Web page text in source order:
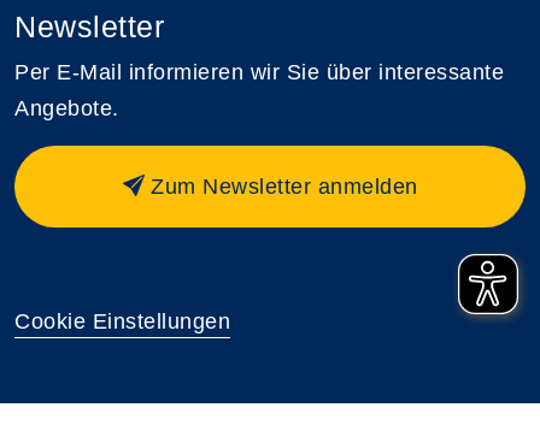
Newsletter
Per E-Mail informieren wir Sie über interessante
Angebote.
Zum Newsletter anmelden
Cookie Einstellungen